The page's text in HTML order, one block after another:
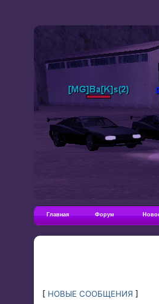
Главная Форум
[ НОВЫЕ СООБЩЕНИЯ ]